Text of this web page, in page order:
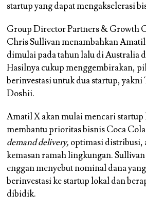
startup yang dapat mengakselerasi
Group Director Partners & Growth
Chris Sullivan menambahkan
dimulai pada tahun lalu di Australia
Hasilnya cukup menggembirakan,
berinvestasi untuk dua startup, yakni
Doshii.
Amatil X akan mulai mencari startup
membantu prioritas bisnis Coca
demand delivery, optimasi distribusi,
kemasan ramah lingkungan.
enggan menyebut nominal dana
berinvestasi ke startup lokal dan
dibidik.